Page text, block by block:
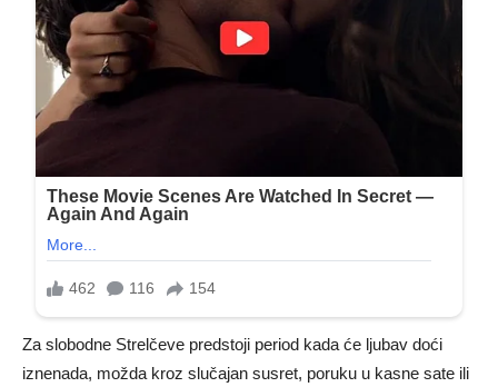
Za slobodne Strelčeve predstoji period kada će ljubav doći
iznenada, možda kroz slučajan susret, poruku u kasne sate ili